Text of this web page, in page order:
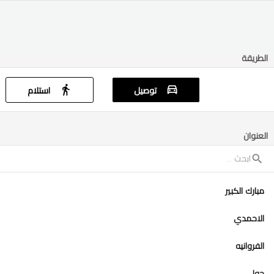
الطريقة
توصيل استلام
العنوان
مبارك الكبير
الاحمدي
الفروانيه